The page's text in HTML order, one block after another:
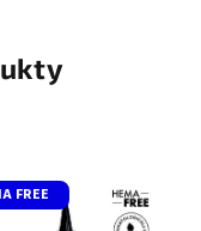
FREE